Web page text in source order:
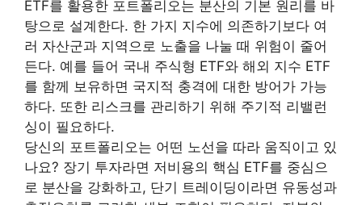
ETF를 활용한 포트폴리오는 분산의 기본 원리를 바
탕으로 설계한다. 한 가지 지수에 의존하기보다 여
러 자산군과 지역으로 노출을 나눌 때 위험이 줄어
든다. 예를 들어 국내 주식형 ETF와 해외 지수 ETF
를 함께 보유하면 국지적 충격에 대한 방어가 가능
하다. 또한 리스크를 관리하기 위해 주기적 리밸런
싱이 필요하다.
당신의 포트폴리오는 어떤 노선을 따라 움직이고 있
나요? 장기 투자라면 저비용의 핵심 ETF를 중심으
로 분산을 강화하고, 단기 트레이딩이라면 유동성과